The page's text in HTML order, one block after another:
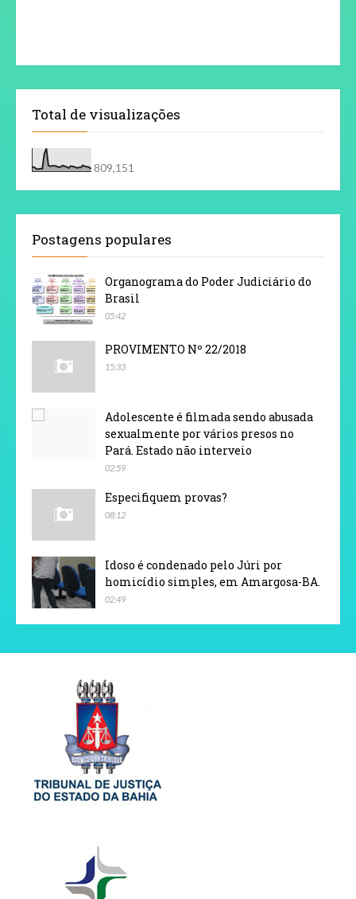
Total de visualizações
809,151
Postagens populares
Organograma do Poder Judiciário do
Brasil
05:42
PROVIMENTO Nº 22/2018
15:33
Adolescente é filmada sendo abusada
sexualmente por vários presos no
Pará. Estado não interveio
02:59
Especifiquem provas?
08:12
Idoso é condenado pelo Júri por
homicídio simples, em Amargosa-BA.
02:49